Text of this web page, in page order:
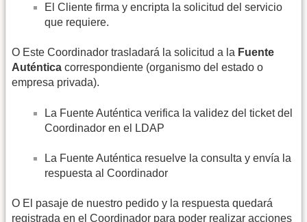
El Cliente firma y encripta la solicitud del servicio
que requiere.
O Este Coordinador trasladará la solicitud a la Fuente
Auténtica correspondiente (organismo del estado o
empresa privada).
La Fuente Auténtica verifica la validez del ticket del
Coordinador en el LDAP
La Fuente Auténtica resuelve la consulta y envía la
respuesta al Coordinador
O El pasaje de nuestro pedido y la respuesta quedará
registrada en el Coordinador para poder realizar acciones